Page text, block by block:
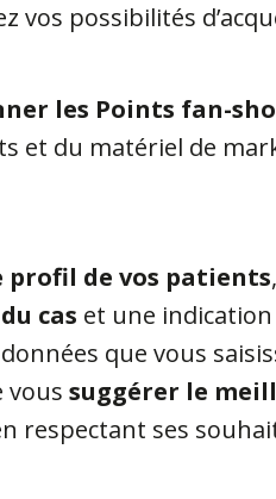
vos possibilités
les Points fan-
et du matériel de
profil de vos patients
cas et une indication
que vous
vous suggérer le
respectant ses